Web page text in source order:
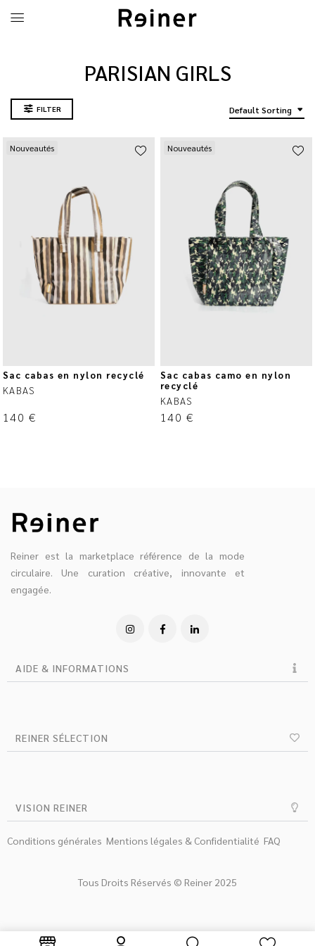
PARISIAN GIRLS
FILTER Default Sorting
Nouveautés
Sac cabas en nylon recyclé
KABAS
140 €
Nouveautés
Sac cabas camo en nylon
recyclé
KABAS
140 €
Reiner est la marketplace référence de la mode
circulaire. Une curation créative, innovante et
engagée.
AIDE & INFORMATIONS
REINER SÉLECTION
VISION REINER
Conditions générales Mentions légales & Confidentialité FAQ
Tous Droits Réservés © Reiner 2025